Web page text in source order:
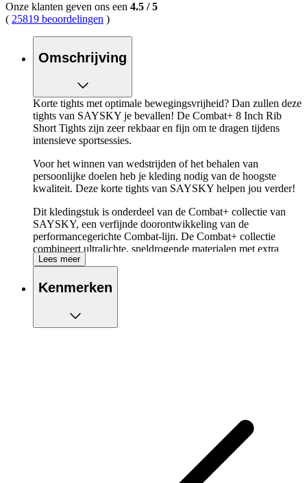
Onze klanten geven ons een 4.5 /5
( 25819 beoordelingen )
Omschrijving
Korte tights met optimale bewegingsvrijheid? Dan zullen deze
tights van SAYSKY je bevallen! De Combat+ 8 Inch Rib
Short Tights zijn zeer rekbaar en fijn om te dragen tijdens
intensieve sportsessies.
Voor het winnen van wedstrijden of het behalen van
persoonlijke doelen heb je kleding nodig van de hoogste
kwaliteit. Deze korte tights van SAYSKY helpen jou verder!
Dit kledingstuk is onderdeel van de Combat+ collectie van
SAYSKY, een verfijnde doorontwikkeling van de
performancegerichte Combat-lijn. De Combat+ collectie
combineert ultralichte, sneldrogende materialen met extra
ventilatie, bewegingsvrijheid en ondersteuning, waardoor je
trainingen en wedstrijden.
De belangrijkste eigenschappen van de
SAYSKY Combat+ 8 Inch Rib Short Tights op
Eén achterzak met rits, om je sleutels en gels in mee te
Elastische tailleband voor extra comfort en een
Binnenbeenlengte: 8 Inch = ca 20 cm
Lees meer
Kenmerken